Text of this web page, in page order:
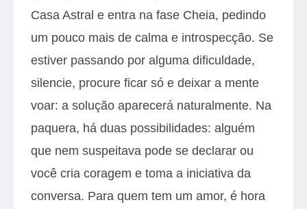
Casa Astral e entra na fase Cheia, pedindo
um pouco mais de calma e introspecção. Se
estiver passando por alguma dificuldade,
silencie, procure ficar só e deixar a mente
voar: a solução aparecerá naturalmente. Na
paquera, há duas possibilidades: alguém
que nem suspeitava pode se declarar ou
você cria coragem e toma a iniciativa da
conversa. Para quem tem um amor, é hora